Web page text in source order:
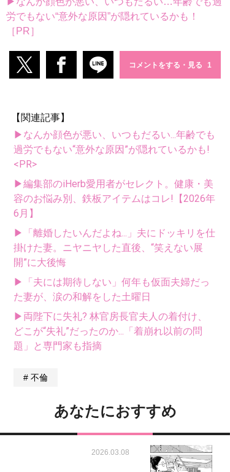
労でもない“意外な原因”が隠れているかも！
［PR］
コメントをする・見る
【関連記事】
▶なんか顔色が悪い、いつもだるい...年齢でも
過労でもない“意外な原因”が隠れているかも!
<PR>
▶編集部のiHerb愛用者がセレクト。健康・美
容のお悩み別、鉄板アイテムはコレ!【2026年
6月】
▶「離婚したいんだよね...」夫にドッキリを仕
掛けた妻。ニヤニヤした直後、“笑えない展
開”に大後悔
▶「夫には期待しない」何年も仮面夫婦だっ
た妻が、涙の和解をした土曜日
▶両陛下に失礼? 林官房長官夫人の着付け、
どこが“失礼”だったのか...「着崩れ以前の問
題」と専門家も指摘
不倫
あなたにおすすめ
2026.03.08